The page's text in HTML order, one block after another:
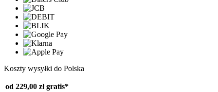
Koszty wysyłki do Polska
od 229,00 zł gratis*